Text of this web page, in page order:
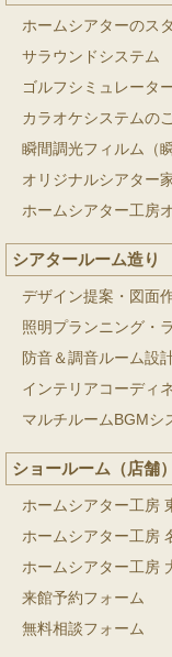
ホームシアターのス
サラウンドシステム
ゴルフシミュレータ
カラオケシステムの
瞬間調光フィルム（
オリジナルシアター
ホームシアター工房
シアタールーム造り
デザイン提案・図面
照明プランニング・
防音＆調音ルーム設
インテリアコーディ
マルチルームBGMシ
ショールーム（店舗
ホームシアター工房
ホームシアター工房
ホームシアター工房
来館予約フォーム
無料相談フォーム